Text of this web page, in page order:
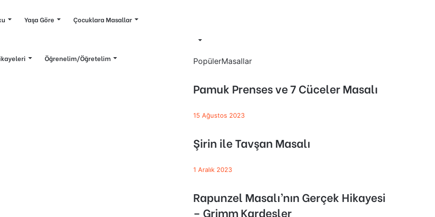
Yaşa Göre Çocuklara Masallar
Öğrenelim/Öğretelim PopülerMasallar
Pamuk Prenses ve 7 Cüceler Masalı
15 Ağustos 2023
Şirin ile Tavşan Masalı
1 Aralık 2023
Rapunzel Masalı’nın Gerçek Hikayesi
– Grimm Kardeşler